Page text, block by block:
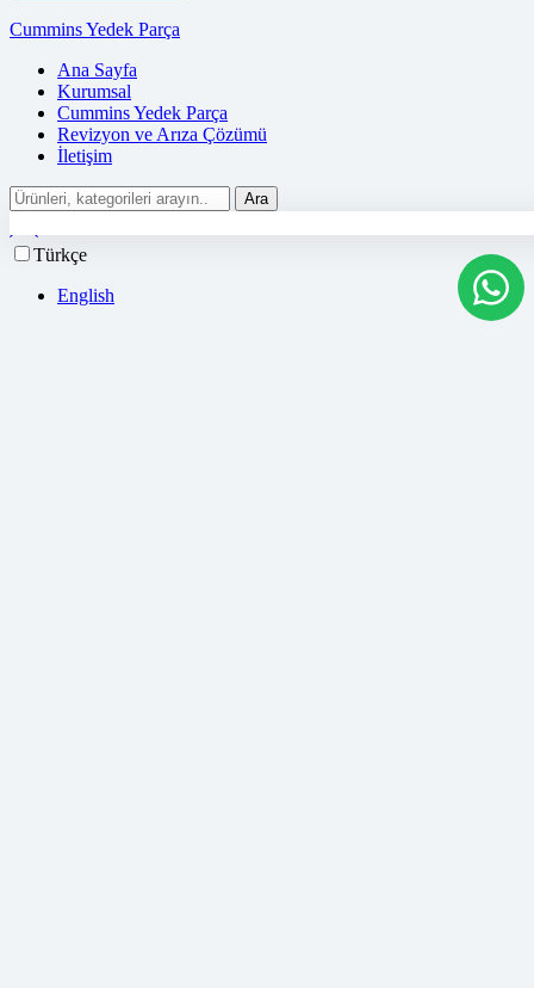
Cummins Yedek Parça
Ana Sayfa
Kurumsal
Cummins Yedek Parça
Revizyon ve Arıza Çözümü
İletişim
Ara
Türkçe
English